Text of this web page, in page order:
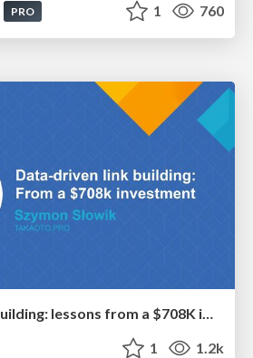
PRO 1 760
Data-driven link building: lessons from a $708K investment (BrightonSEO talk)
1 1.2k